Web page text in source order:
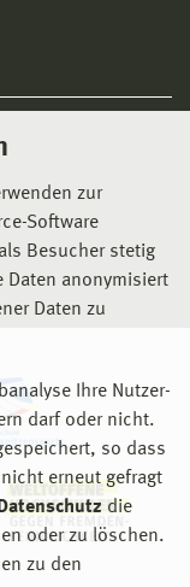
zur
Software
Besucher stetig
Daten anonymisiert
Daten zu
Ihre Nutzer-
darf oder nicht.
so dass
erneut gefragt
Datenschutz die
oder zu löschen.
zu den